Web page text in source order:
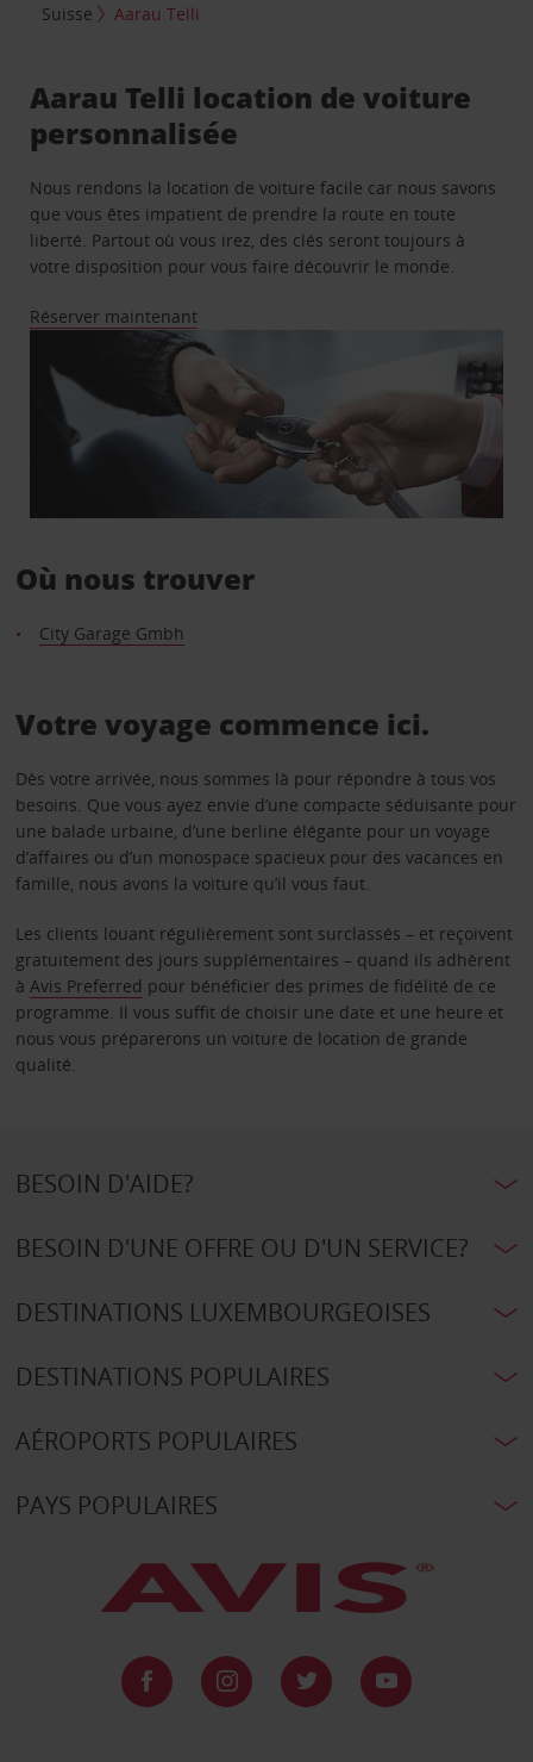
Suisse
Aarau Telli
Aarau Telli location de voiture
personnalisée
Nous rendons la location de voiture facile car nous savons
que vous êtes impatient de prendre la route en toute
liberté. Partout où vous irez, des clés seront toujours à
votre disposition pour vous faire découvrir le monde.
Réserver maintenant
Où nous trouver
City Garage Gmbh
Votre voyage commence ici.
Dès votre arrivée, nous sommes là pour répondre à tous vos
besoins. Que vous ayez envie d’une compacte séduisante pour
une balade urbaine, d’une berline élégante pour un voyage
d’affaires ou d’un monospace spacieux pour des vacances en
famille, nous avons la voiture qu’il vous faut.
Les clients louant régulièrement sont surclassés – et reçoivent
gratuitement des jours supplémentaires – quand ils adhèrent
à Avis Preferred pour bénéficier des primes de fidélité de ce
programme. Il vous suffit de choisir une date et une heure et
nous vous préparerons un voiture de location de grande
qualité.
BESOIN D'AIDE?
BESOIN D'UNE OFFRE OU D'UN SERVICE?
DESTINATIONS LUXEMBOURGEOISES
DESTINATIONS POPULAIRES
AÉROPORTS POPULAIRES
PAYS POPULAIRES